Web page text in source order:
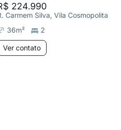
224.990
Carmem Silva, Vila Cosmopolita
36m² 2
Ver contato